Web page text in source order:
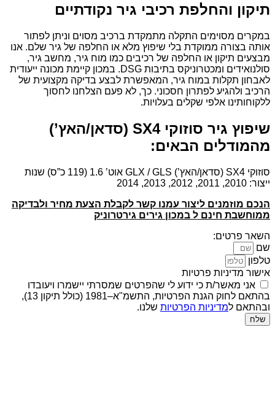
תיקון והחלפת רכיבי גיר נקודתיים
במקרים מסוימים התקלה מתמקדת ברכיב מסוים וניתן לפתור
אותה בצורה ממוקדת בלי שיפוץ מלא או החלפה של גיר שלם. אנו
מבצעים תיקון או החלפה של רכיבים כמו מוח גיר, מחשב גיר,
סולנואידים ומכטרוניקס בתיבות DSG. במכון קיימת מכונה ייעודית
לאבחון תקלות במוח גיר, המאפשרת לבצע בדיקה מקצועית של
הרכיב ולהגיע לפתרון חסכוני. כך, לא פעם הצלחנו לחסוך
ללקוחותינו אלפי שקלים בעלויות.
שיפוץ גיר סוזוקי SX4 (סדאן/האץ’)
מהמודלים הבאים:
סוזוקי SX4 (סדאן/האץ’) GLX / GLS אוט’ 1.6 (119 כ”ס) שנות
ייצור: 2010, 2011, 2012, 2013, 2014
הנכם מוזמנים ליצור עמנו קשר לקבלת הצעת מחיר ולבדיקה
ממוחשבת חינם ל במכון גירים גירטרוניק
השאר פרטים:
שם
טלפון
אישור מדיניות פרטיות
אני מאשר/ת כי ידוע לי שהפרטים שמסרתי יישמרו ויעובדו
בהתאם לחוק הגנת הפרטיות, התשמ"א–1981 (כולל תיקון 13),
ובהתאם למדיניות הפרטיות שלנו.
שלח